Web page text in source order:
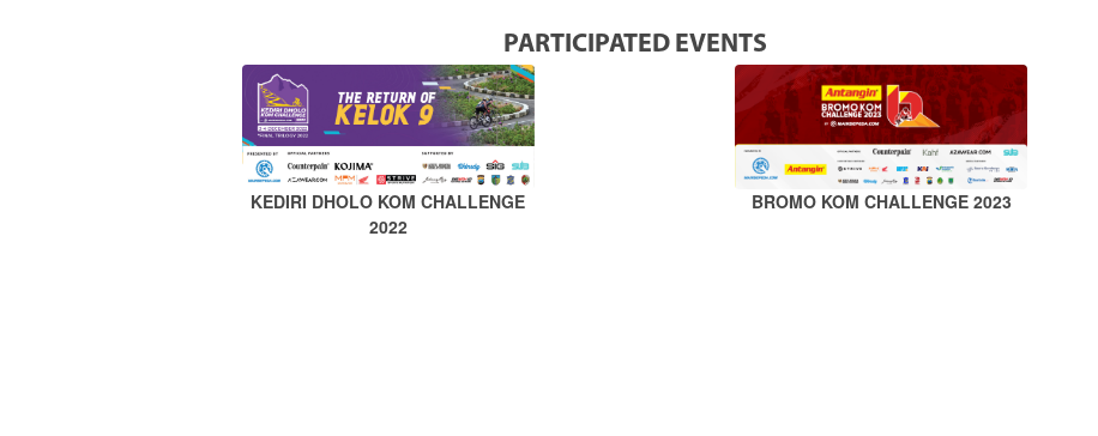
PARTICIPATED EVENTS
KEDIRI DHOLO KOM CHALLENGE
2022
BROMO KOM CHALLENGE 2023